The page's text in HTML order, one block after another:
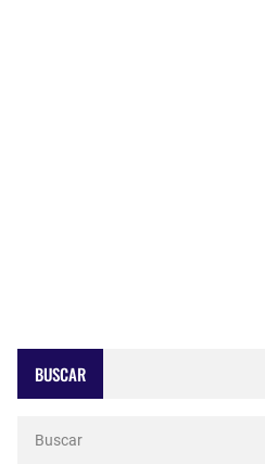
BUSCAR